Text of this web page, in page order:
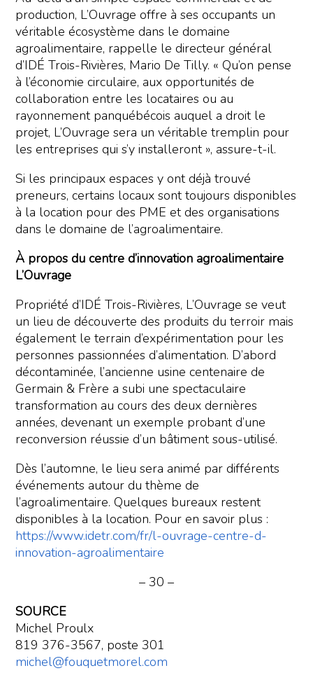
production, L’Ouvrage offre à ses occupants un
véritable écosystème dans le domaine
agroalimentaire, rappelle le directeur général
d’IDÉ Trois-Rivières, Mario De Tilly. « Qu’on pense
à l’économie circulaire, aux opportunités de
collaboration entre les locataires ou au
rayonnement panquébécois auquel a droit le
projet, L’Ouvrage sera un véritable tremplin pour
les entreprises qui s’y installeront », assure-t-il.
Si les principaux espaces y ont déjà trouvé
preneurs, certains locaux sont toujours disponibles
à la location pour des PME et des organisations
dans le domaine de l’agroalimentaire.
À propos du centre d’innovation agroalimentaire
L’Ouvrage
Propriété d’IDÉ Trois-Rivières, L’Ouvrage se veut
un lieu de découverte des produits du terroir mais
également le terrain d’expérimentation pour les
personnes passionnées d’alimentation. D’abord
décontaminée, l’ancienne usine centenaire de
Germain & Frère a subi une spectaculaire
transformation au cours des deux dernières
années, devenant un exemple probant d’une
reconversion réussie d’un bâtiment sous-utilisé.
Dès l’automne, le lieu sera animé par différents
événements autour du thème de
l’agroalimentaire. Quelques bureaux restent
disponibles à la location. Pour en savoir plus :
https://www.idetr.com/fr/l-ouvrage-centre-d-
innovation-agroalimentaire
– 30 –
SOURCE
Michel Proulx
819 376-3567, poste 301
michel@fouquetmorel.com